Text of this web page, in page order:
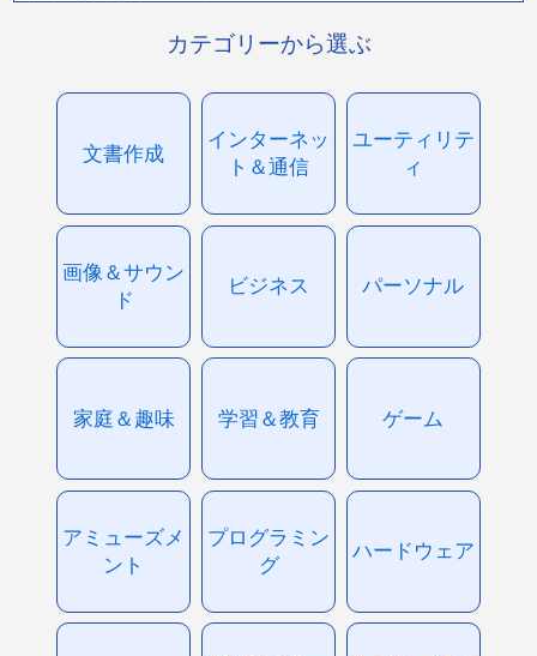
カテゴリーから選ぶ
文書作成
インターネッ
ト＆通信
ユーティリテ
ィ
画像＆サウン
ド
ビジネス パーソナル
家庭＆趣味 学習＆教育 ゲーム
アミューズメ
ント
プログラミン
グ
ハードウェア